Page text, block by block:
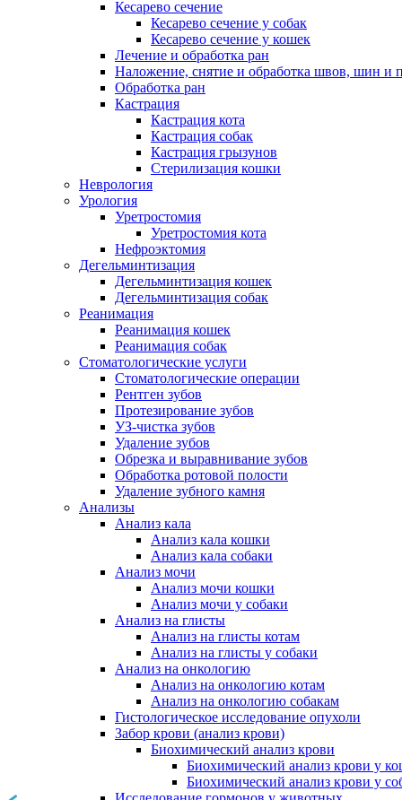
Кесарево сечение
Кесарево сечение у собак
Кесарево сечение у кошек
Лечение и обработка ран
Наложение, снятие и обработка швов, шин и
Обработка ран
Кастрация
Кастрация кота
Кастрация собак
Кастрация грызунов
Стерилизация кошки
Неврология
Урология
Уретростомия
Уретростомия кота
Нефроэктомия
Дегельминтизация
Дегельминтизация кошек
Дегельминтизация собак
Реанимация
Реанимация кошек
Реанимация собак
Стоматологические услуги
Стоматологические операции
Рентген зубов
Протезирование зубов
УЗ-чистка зубов
Удаление зубов
Обрезка и выравнивание зубов
Обработка ротовой полости
Удаление зубного камня
Анализы
Анализ кала
Анализ кала кошки
Анализ кала собаки
Анализ мочи
Анализ мочи кошки
Анализ мочи у собаки
Анализ на глисты
Анализ на глисты котам
Анализ на глисты у собаки
Анализ на онкологию
Анализ на онкологию котам
Анализ на онкологию собакам
Гистологическое исследование опухоли
Забор крови (анализ крови)
Биохимический анализ крови
Биохимический анализ крови у
Биохимический анализ крови у